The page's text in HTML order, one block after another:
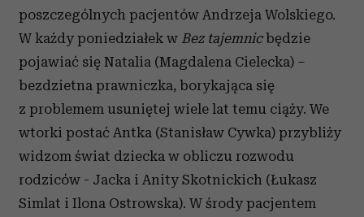
poszczególnych pacjentów Andrzeja Wolskiego.
W każdy poniedziałek w Bez tajemnic będzie
pojawiać się Natalia (Magdalena Cielecka) –
bezdzietna prawniczka, borykająca się
z problemem usuniętej wiele lat temu ciąży. We
wtorki postać Antka (Stanisław Cywka) przybliży
widzom świat dziecka w obliczu rozwodu
rodziców - Jacka i Anity Skotnickich (Łukasz
Simlat i Ilona Ostrowska). W środy pacjentem